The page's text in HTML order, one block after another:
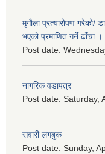
मृगौला प्रत्यारोपण गरेको/
भएको प्रमाणित गर्ने ढाँचा ।
Post date:
नागरिक वडापत्र
Post date: Saturday,
सवारी लगबुक
Post date: Sunday,